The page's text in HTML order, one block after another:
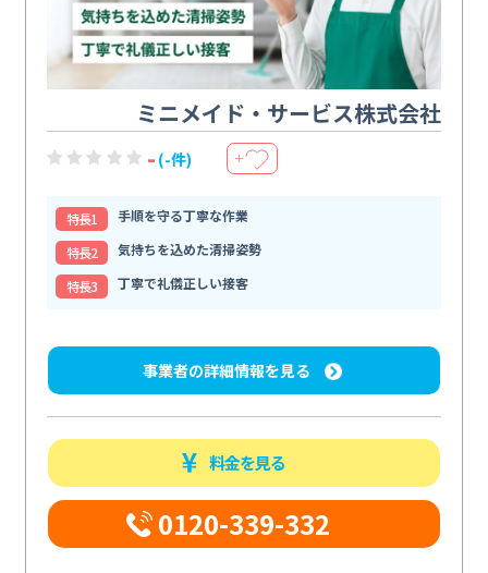
ミニメイド・サービス株式会社
- (-件) ＋
特⻑1
手順を守る丁寧な作業
特⻑2
気持ちを込めた清掃姿勢
特⻑3
丁寧で礼儀正しい接客
事業者の詳細情報を見る
料金を見る
0120-339-332